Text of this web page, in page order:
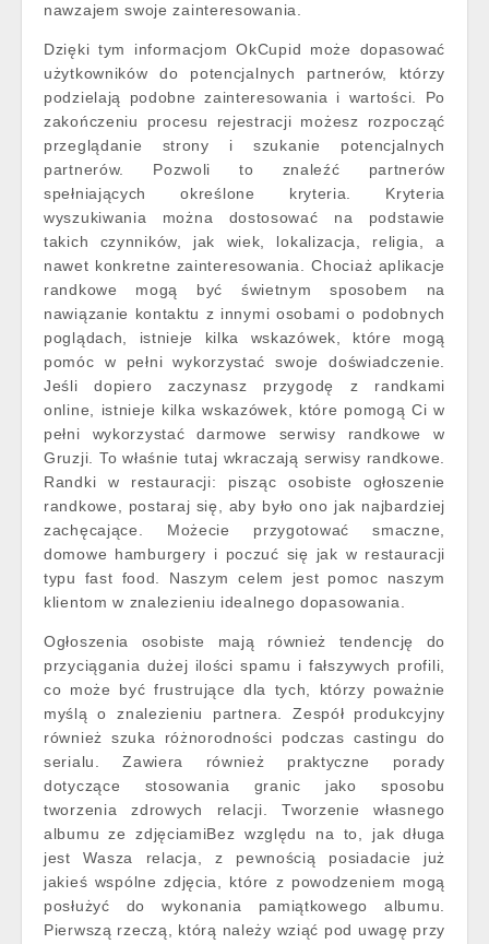
nawzajem swoje zainteresowania.
Dzięki tym informacjom OkCupid może dopasować
użytkowników do potencjalnych partnerów, którzy
podzielają podobne zainteresowania i wartości. Po
zakończeniu procesu rejestracji możesz rozpocząć
przeglądanie strony i szukanie potencjalnych
partnerów. Pozwoli to znaleźć partnerów
spełniających określone kryteria. Kryteria
wyszukiwania można dostosować na podstawie
takich czynników, jak wiek, lokalizacja, religia, a
nawet konkretne zainteresowania. Chociaż aplikacje
randkowe mogą być świetnym sposobem na
nawiązanie kontaktu z innymi osobami o podobnych
poglądach, istnieje kilka wskazówek, które mogą
pomóc w pełni wykorzystać swoje doświadczenie.
Jeśli dopiero zaczynasz przygodę z randkami
online, istnieje kilka wskazówek, które pomogą Ci w
pełni wykorzystać darmowe serwisy randkowe w
Gruzji. To właśnie tutaj wkraczają serwisy randkowe.
Randki w restauracji: pisząc osobiste ogłoszenie
randkowe, postaraj się, aby było ono jak najbardziej
zachęcające. Możecie przygotować smaczne,
domowe hamburgery i poczuć się jak w restauracji
typu fast food. Naszym celem jest pomoc naszym
klientom w znalezieniu idealnego dopasowania.
Ogłoszenia osobiste mają również tendencję do
przyciągania dużej ilości spamu i fałszywych profili,
co może być frustrujące dla tych, którzy poważnie
myślą o znalezieniu partnera. Zespół produkcyjny
również szuka różnorodności podczas castingu do
serialu. Zawiera również praktyczne porady
dotyczące stosowania granic jako sposobu
tworzenia zdrowych relacji. Tworzenie własnego
albumu ze zdjęciamiBez względu na to, jak długa
jest Wasza relacja, z pewnością posiadacie już
jakieś wspólne zdjęcia, które z powodzeniem mogą
posłużyć do wykonania pamiątkowego albumu.
Pierwszą rzeczą, którą należy wziąć pod uwagę przy